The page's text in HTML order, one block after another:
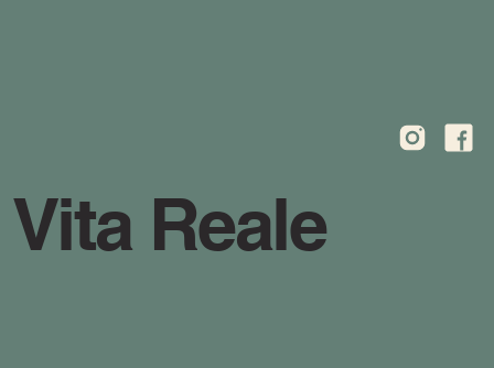
Vita Reale